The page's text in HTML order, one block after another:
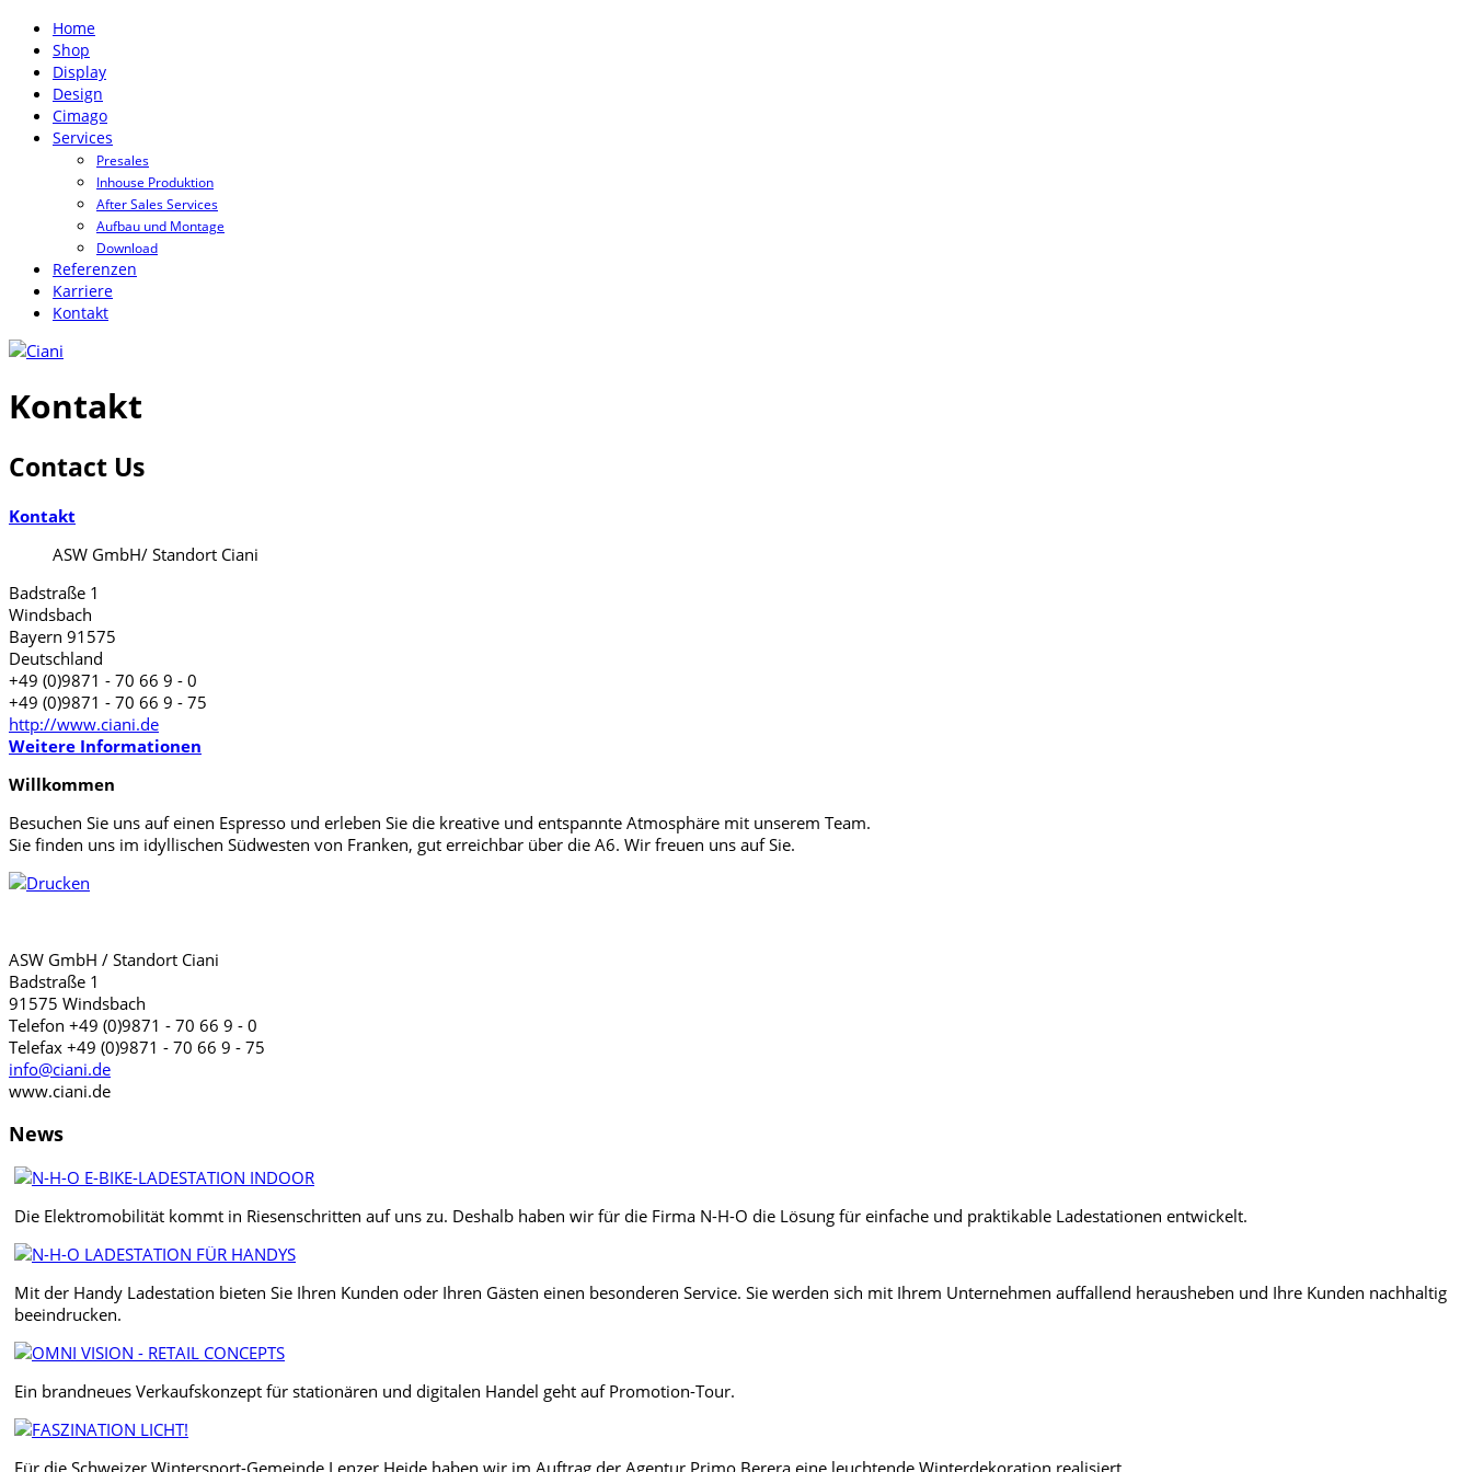
Home
Shop
Display
Design
Cimago
Services
Presales
Inhouse Produktion
After Sales Services
Aufbau und Montage
Download
Referenzen
Karriere
Kontakt
Kontakt
Contact Us
Kontakt
ASW GmbH/ Standort Ciani
Badstraße 1
Windsbach
Bayern 91575
Deutschland
+49 (0)9871 - 70 66 9 - 0
+49 (0)9871 - 70 66 9 - 75
http://www.ciani.de
Weitere Informationen
Willkommen
Besuchen Sie uns auf einen Espresso und erleben Sie die kreative und entspannte Atmosphäre mit unserem Team.
Sie finden uns im idyllischen Südwesten von Franken, gut erreichbar über die A6. Wir freuen uns auf Sie.
ASW GmbH / Standort Ciani
Badstraße 1
91575 Windsbach
Telefon +49 (0)9871 - 70 66 9 - 0
Telefax +49 (0)9871 - 70 66 9 - 75
info@ciani.de
www.ciani.de
News
Die Elektromobilität kommt in Riesenschritten auf uns zu. Deshalb haben wir für die Firma N-H-O die Lösung für einfache und praktikable Ladestationen entwickelt.
Mit der Handy Ladestation bieten Sie Ihren Kunden oder Ihren Gästen einen besonderen Service. Sie werden sich mit Ihrem Unternehmen auffallend herausheben und Ihre Kunden nachhaltig
beeindrucken.
Ein brandneues Verkaufskonzept für stationären und digitalen Handel geht auf Promotion-Tour.
Für die Schweizer Wintersport-Gemeinde Lenzer Heide haben wir im Auftrag der Agentur Primo Berera eine leuchtende Winterdekoration realisiert.